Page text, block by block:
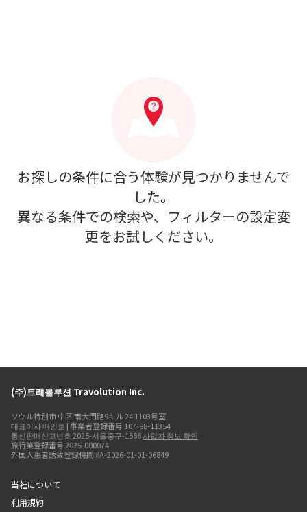
お探しの条件に合う体験が見つかりませんで
した。
異なる条件での検索や、フィルターの設定変
更をお試しください。
(주)트래볼루션 Travolution Inc.
ソウル特別市 中区 南大門路9キル 24 1103号室
대표이사 배인호 | 事業者登録番号 107-88-11354
통신판매신고번호 2025-서울중구-1566사업자 정보 확인
旅行業登録番号 2025-000074
外国人患者誘致登録機関 #A-2026-01-01-06849
当社について
利用規約